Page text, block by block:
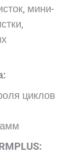
мини-
циклов